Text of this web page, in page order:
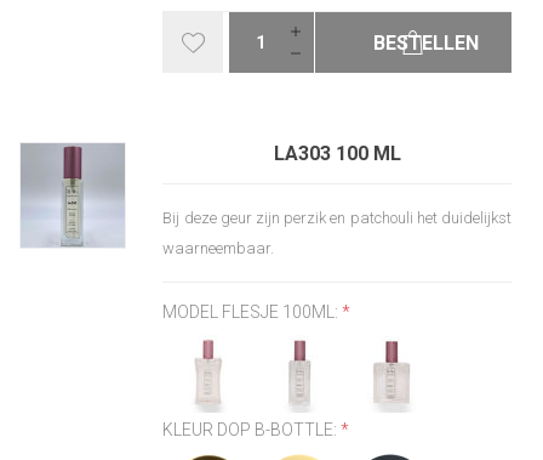
BESTELLEN
LA303 100 ML
Bij deze geur zijn perzik en patchouli het duidelijkst
waarneembaar.
MODEL FLESJE 100ML:*
KLEUR DOP B-BOTTLE:*